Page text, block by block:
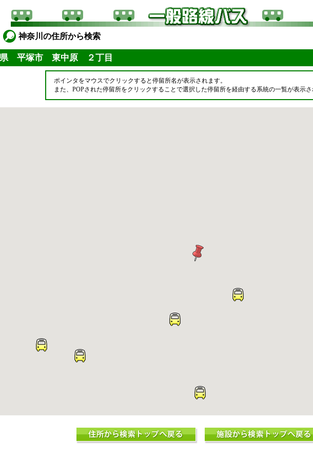
神奈川の住所から検索
県 平塚市 東中原 ２丁目
ポインタをマウスでクリックすると停留所名が表示されます。
また、POPされた停留所をクリックすることで選択した停留所を経由する系統の一覧が表示